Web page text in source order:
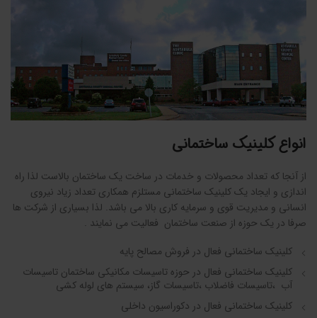
انواع کلینیک ساختمانی
از آنجا که تعداد محصولات و خدمات در ساخت یک ساختمان بالاست لذا راه
اندازی و ایجاد یک کلینیک ساختمانی مستلزم همکاری تعداد زیاد نیروی
انسانی و مدیریت قوی و سرمایه کاری بالا می باشد. لذا بسیاری از شرکت ها
صرفا در یک حوزه از صنعت ساختمان فعالیت می نمایند .
کلینیک ساختمانی فعال در فروش مصالح پایه
کلینیک ساختمانی فعال در حوزه تاسیسات مکانیکی ساختمان تاسیسات
آب ،تاسیسات فاضلاب ،تاسیسات گاز، سیستم های لوله کشی
کلینیک ساختمانی فعال در دکوراسیون داخلی